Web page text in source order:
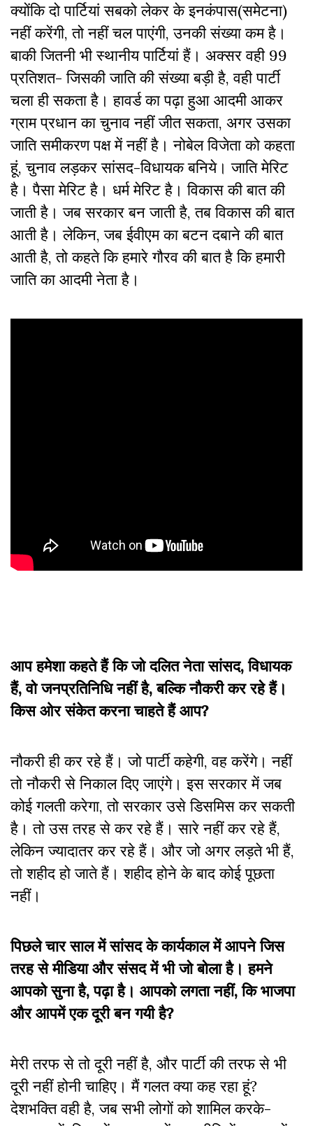
क्योंकि दो पार्टियां सबको लेकर के इनकंपास(समेटना)
नहीं करेंगी, तो नहीं चल पाएंगी, उनकी संख्या कम है।
बाकी जितनी भी स्थानीय पार्टियां हैं। अक्सर वही 99
प्रतिशत- जिसकी जाति की संख्या बड़ी है, वही पार्टी
चला ही सकता है। हावर्ड का पढ़ा हुआ आदमी आकर
ग्राम प्रधान का चुनाव नहीं जीत सकता, अगर उसका
जाति समीकरण पक्ष में नहीं है। नोबेल विजेता को कहता
हूं, चुनाव लड़कर सांसद-विधायक बनिये। जाति मेरिट
है। पैसा मेरिट है। धर्म मेरिट है। विकास की बात की
जाती है। जब सरकार बन जाती है, तब विकास की बात
आती है। लेकिन, जब ईवीएम का बटन दबाने की बात
आती है, तो कहते कि हमारे गौरव की बात है कि हमारी
जाति का आदमी नेता है।
आप हमेशा कहते हैं कि जो दलित नेता सांसद, विधायक
हैं, वो जनप्रतिनिधि नहीं है, बल्कि नौकरी कर रहे हैं।
किस ओर संकेत करना चाहते हैं आप?
नौकरी ही कर रहे हैं। जो पार्टी कहेगी, वह करेंगे। नहीं
तो नौकरी से निकाल दिए जाएंगे। इस सरकार में जब
कोई गलती करेगा, तो सरकार उसे डिसमिस कर सकती
है। तो उस तरह से कर रहे हैं। सारे नहीं कर रहे हैं,
लेकिन ज्यादातर कर रहे हैं। और जो अगर लड़ते भी हैं,
तो शहीद हो जाते हैं। शहीद होने के बाद कोई पूछता
नहीं।
पिछले चार साल में सांसद के कार्यकाल में आपने जिस
तरह से मीडिया और संसद में भी जो बोला है। हमने
आपको सुना है, पढ़ा है। आपको लगता नहीं, कि भाजपा
और आपमें एक दूरी बन गयी है?
मेरी तरफ से तो दूरी नहीं है, और पार्टी की तरफ से भी
दूरी नहीं होनी चाहिए। मैं गलत क्या कह रहा हूं?
देशभक्ति वही है, जब सभी लोगों को शामिल करके-